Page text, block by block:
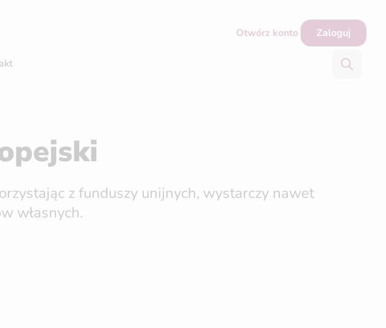
Otwórz konto Zaloguj
z funduszy unijnych, wystarczy nawet
własnych.